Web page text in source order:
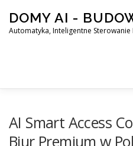
content
DOMY AI -
Automatyka, Inteligentne Sterowanie
AI Smart Access
Biur Premium w